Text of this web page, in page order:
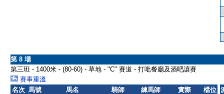
第 8 場
第三班 - 1400米 - (80-60) - 草地 - "C" 賽道 - 打吡餐廳及酒吧讓賽
賽事重溫
名次 馬號 馬名 騎師 練馬師
實際
檔位